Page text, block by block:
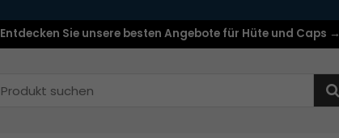
Entdecken Sie unsere besten Angebote für Hüte und Caps →